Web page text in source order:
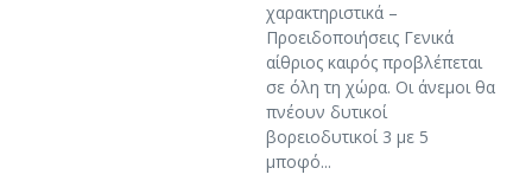
χαρακτηριστικά –
Προειδοποιήσεις Γενικά
αίθριος καιρός προβλέπεται
σε όλη τη χώρα. Οι άνεμοι θα
πνέουν δυτικοί
βορειοδυτικοί 3 με 5
μποφό...